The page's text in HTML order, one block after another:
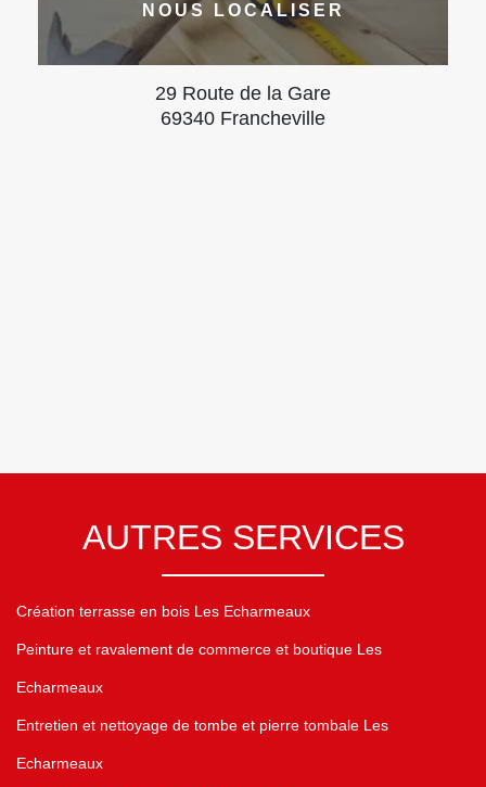
NOUS LOCALISER
29 Route de la Gare
69340 Francheville
AUTRES SERVICES
Création terrasse en bois Les Echarmeaux
Peinture et ravalement de commerce et boutique Les
Echarmeaux
Entretien et nettoyage de tombe et pierre tombale Les
Echarmeaux